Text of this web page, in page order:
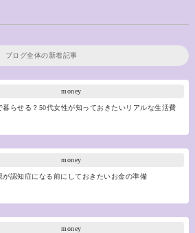
ブログ全体の新着記事
money
暮らせる？50代女性が知っておきたいリアルな生活費
money
が認知症になる前にしておきたいお金の準備
money